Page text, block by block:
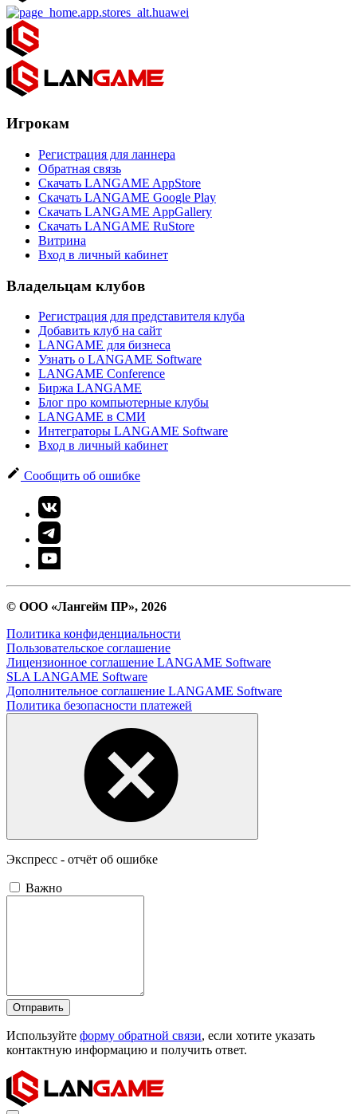
Игрокам
Регистрация для ланнера
Обратная связь
Скачать LANGAME AppStore
Скачать LANGAME Google Play
Скачать LANGAME AppGallery
Скачать LANGAME RuStore
Витрина
Вход в личный кабинет
Владельцам клубов
Регистрация для представителя клуба
Добавить клуб на сайт
LANGAME для бизнеса
Узнать о LANGAME Software
LANGAME Conference
Биржа LANGAME
Блог про компьютерные клубы
LANGAME в СМИ
Интеграторы LANGAME Software
Вход в личный кабинет
Сообщить об ошибке
© ООО «Лангейм ПР», 2026
Политика конфиденциальности
Пользовательское соглашение
Лицензионное соглашение LANGAME Software
SLA LANGAME Software
Дополнительное соглашение LANGAME Software
Политика безопасности платежей
Экспресс - отчёт об ошибке
Важно
Отправить
Используйте форму обратной связи, если хотите указать
контактную информацию и получить ответ.